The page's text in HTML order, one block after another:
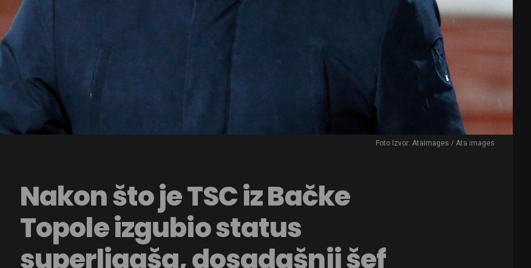
Foto Izvor: Ataimages / Ata images
Nakon što je TSC iz Bačke
Topole izgubio status
superligaša, dosadašnji šef